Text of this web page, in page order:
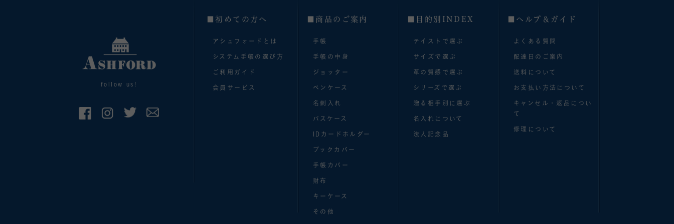
follow us!
■初めての方へ
アシュフォードとは
システム手帳の選び方
ご利用ガイド
会員サービス
■商品のご案内
手帳
手帳の中身
ジョッター
ペンケース
名刺入れ
パスケース
IDカードホルダー
ブックカバー
手帳カバー
財布
キーケース
その他
■目的別INDEX
テイストで選ぶ
サイズで選ぶ
革の質感で選ぶ
シリーズで選ぶ
贈る相手別に選ぶ
名入れについて
法人記念品
■へルプ＆ガイド
よくある質問
配達日のご案内
送料について
お支払い方法について
キャンセル・返品につい
て
修理について